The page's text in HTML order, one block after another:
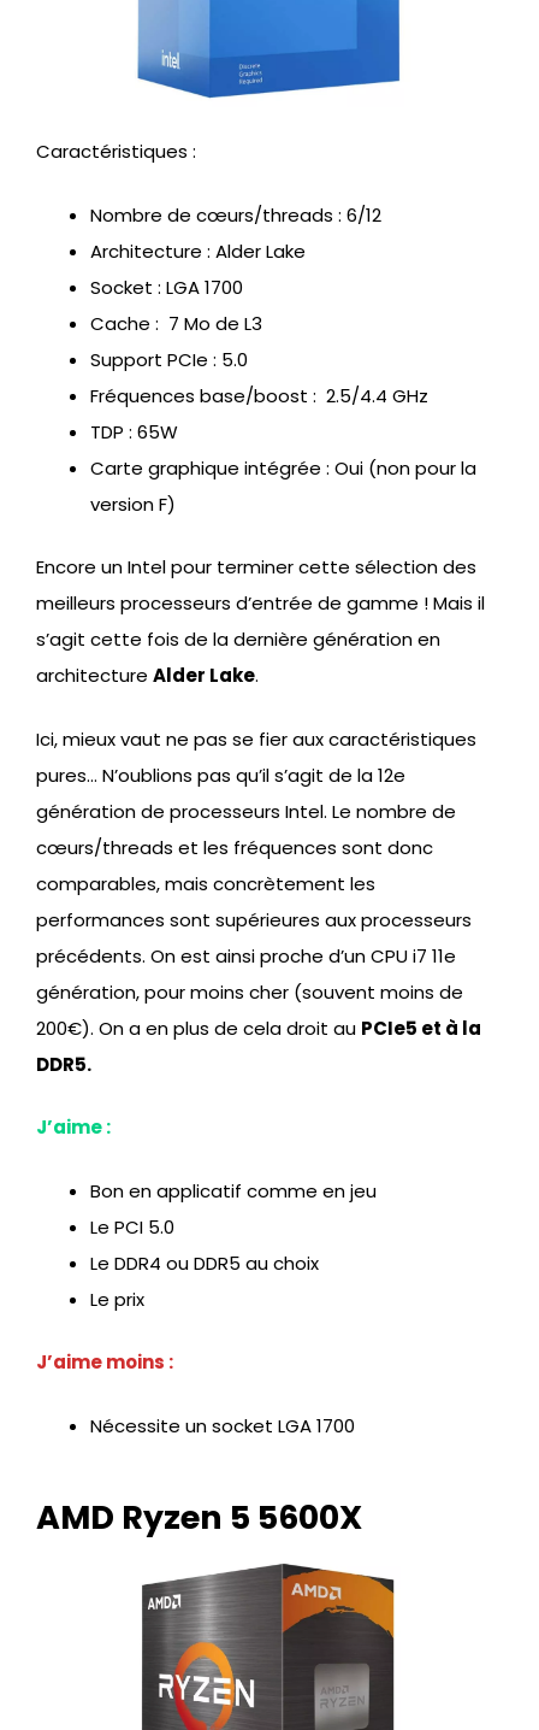
Caractéristiques :
Nombre de cœurs/threads : 6/12
Architecture : Alder Lake
Socket : LGA 1700
Cache : 7 Mo de L3
Support PCIe : 5.0
Fréquences base/boost : 2.5/4.4 GHz
TDP : 65W
Carte graphique intégrée : Oui (non pour la
version F)
Encore un Intel pour terminer cette sélection des
meilleurs processeurs d’entrée de gamme ! Mais il
s’agit cette fois de la dernière génération en
architecture Alder Lake.
Ici, mieux vaut ne pas se fier aux caractéristiques
pures… N’oublions pas qu’il s’agit de la 12e
génération de processeurs Intel. Le nombre de
cœurs/threads et les fréquences sont donc
comparables, mais concrètement les
performances sont supérieures aux processeurs
précédents. On est ainsi proche d’un CPU i7 11e
génération, pour moins cher (souvent moins de
200€). On a en plus de cela droit au PCIe5 et à la
DDR5.
J’aime :
Bon en applicatif comme en jeu
Le PCI 5.0
Le DDR4 ou DDR5 au choix
Le prix
J’aime moins :
Nécessite un socket LGA 1700
AMD Ryzen 5 5600X